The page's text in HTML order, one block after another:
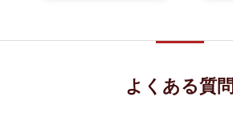
よくある質問